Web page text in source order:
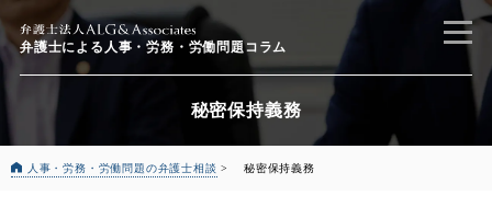
弁護士による 人事・労務・労働問題コラム
秘密保持義務
人事・労務・労働問題の弁護士相談 > 秘密保持義務